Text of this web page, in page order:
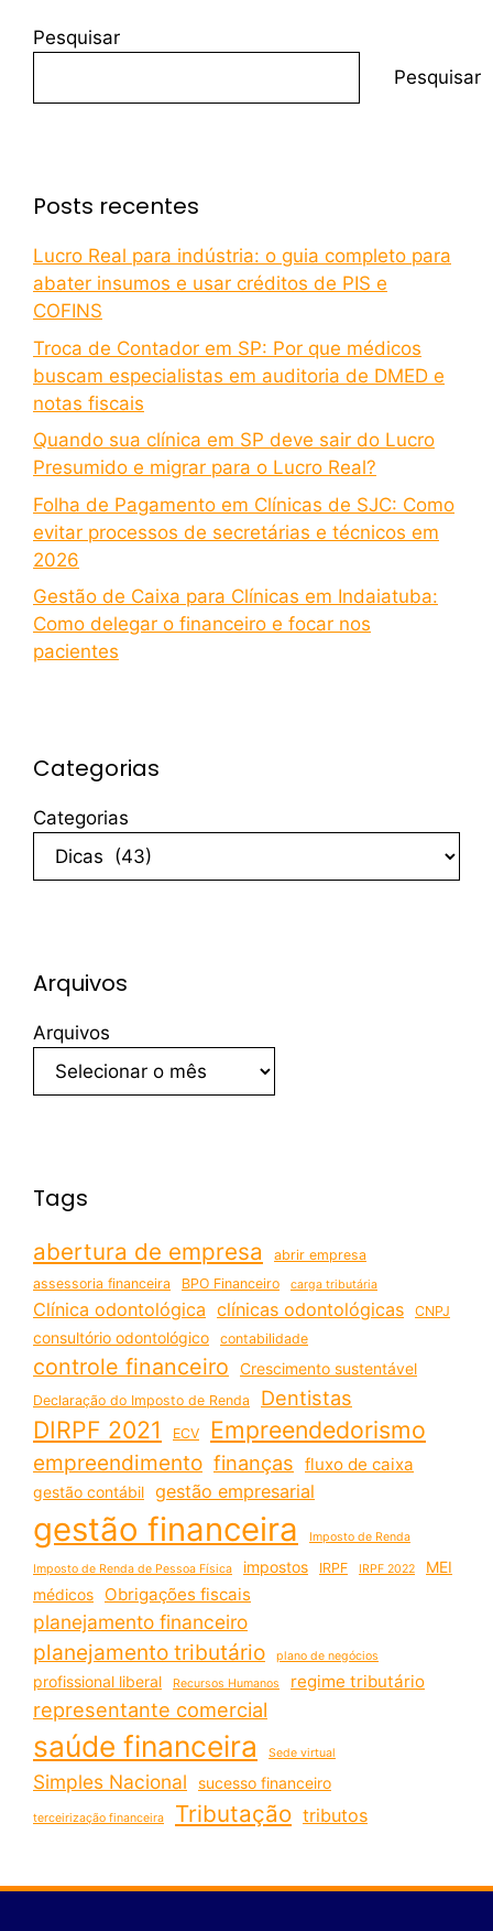
Pesquisar
Pesquisar
Posts recentes
Lucro Real para indústria: o guia completo para
abater insumos e usar créditos de PIS e
COFINS
Troca de Contador em SP: Por que médicos
buscam especialistas em auditoria de DMED e
notas fiscais
Quando sua clínica em SP deve sair do Lucro
Presumido e migrar para o Lucro Real?
Folha de Pagamento em Clínicas de SJC: Como
evitar processos de secretárias e técnicos em
2026
Gestão de Caixa para Clínicas em Indaiatuba:
Como delegar o financeiro e focar nos
pacientes
Categorias
Categorias
Arquivos
Arquivos
Tags
abertura de empresa
abrir empresa
assessoria financeira
BPO Financeiro carga tributária
Clínica odontológica clínicas odontológicas CNPJ
consultório odontológico contabilidade
controle financeiro Crescimento sustentável
Declaração do Imposto de Renda Dentistas
DIRPF 2021 ECV Empreendedorismo
empreendimento finanças fluxo de caixa
gestão contábil gestão empresarial
gestão financeira Imposto de Renda
Imposto de Renda de Pessoa Física impostos IRPF IRPF 2022
MEI
médicos
Obrigações fiscais
planejamento financeiro
planejamento tributário plano de negócios
profissional liberal Recursos Humanos regime tributário
representante comercial
saúde financeira Sede virtual
Simples Nacional sucesso financeiro
terceirização financeira Tributação tributos